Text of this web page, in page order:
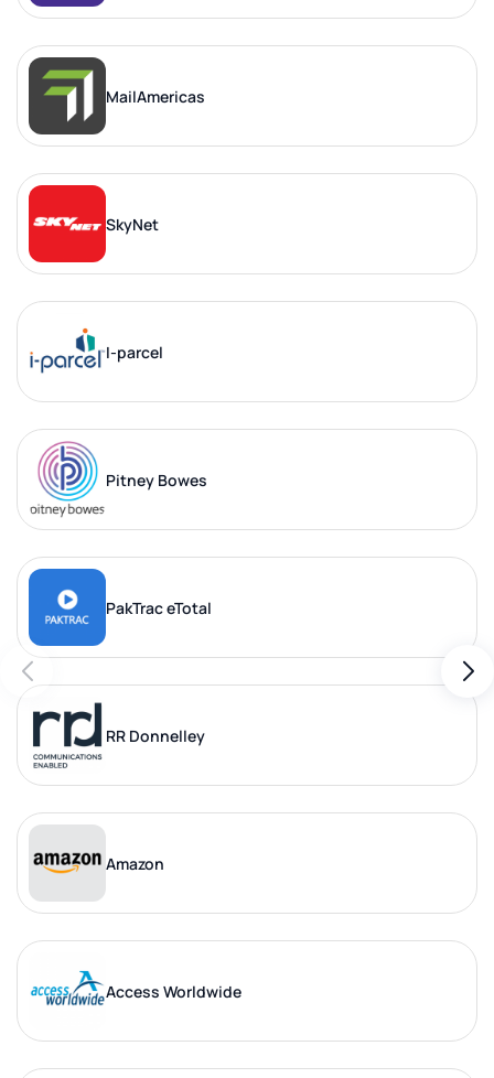
MailAmericas
SkyNet
I-parcel
Pitney Bowes
PakTrac eTotal
RR Donnelley
Amazon
Access Worldwide